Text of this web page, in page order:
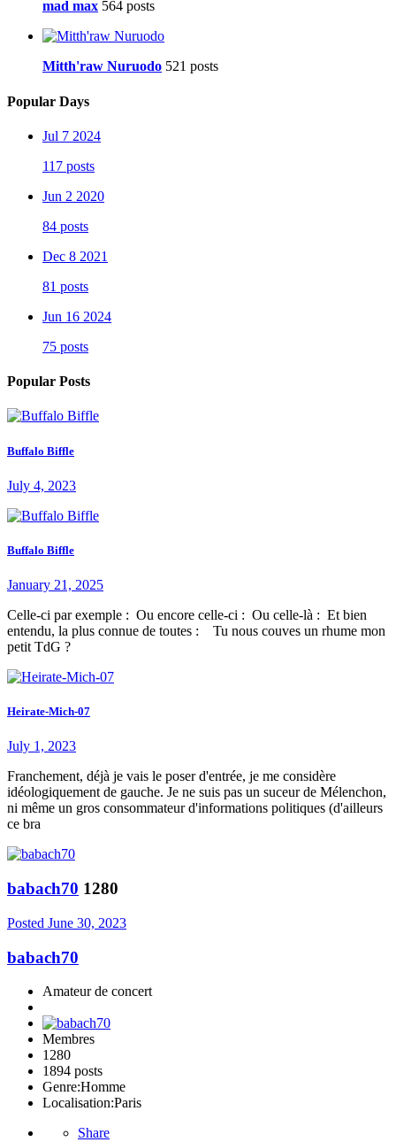
mad max 564 posts
Mitth'raw Nuruodo 521 posts
Popular Days
Jul 7 2024
117 posts
Jun 2 2020
84 posts
Dec 8 2021
81 posts
Jun 16 2024
75 posts
Popular Posts
Buffalo Biffle
July 4, 2023
Buffalo Biffle
January 21, 2025
Celle-ci par exemple : Ou encore celle-ci : Ou celle-là : Et bien
entendu, la plus connue de toutes : Tu nous couves un rhume mon
petit TdG ?
Heirate-Mich-07
July 1, 2023
Franchement, déjà je vais le poser d'entrée, je me considère
idéologiquement de gauche. Je ne suis pas un suceur de Mélenchon,
ni même un gros consommateur d'informations politiques (d'ailleurs
ce bra
babach70 1280
Posted June 30, 2023
babach70
Amateur de concert
Membres
1280
1894 posts
Genre:Homme
Localisation:Paris
Share